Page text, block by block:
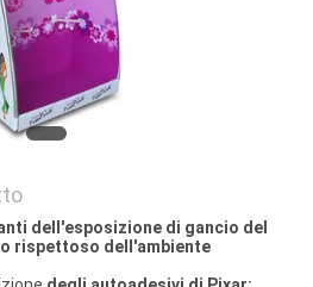
dell'esposizione di gancio del
rispettoso dell'ambiente